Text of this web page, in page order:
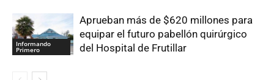
Informando
Primero
Aprueban más de $620 millones para
equipar el futuro pabellón quirúrgico
del Hospital de Frutillar